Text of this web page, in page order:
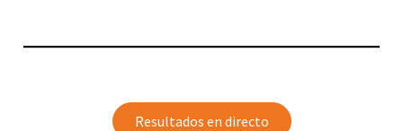
Resultados en directo